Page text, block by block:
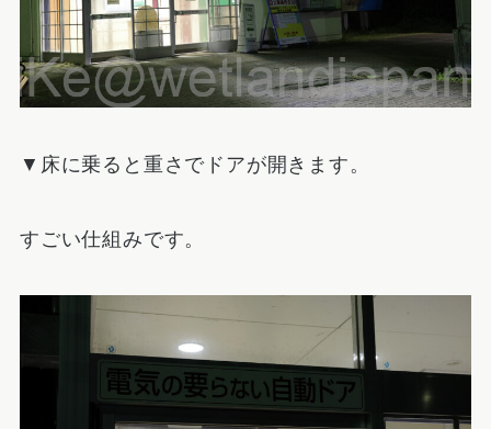
▼床に乗ると重さでドアが開きます。
すごい仕組みです。